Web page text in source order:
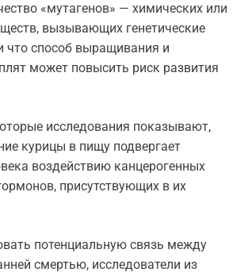
«мутагенов» — химических или
вызывающих генетические
что способ выращивания и
может повысить риск развития
исследования показывают,
курицы в пищу подвергает
воздействию канцерогенных
присутствующих в их
потенциальную связь между
смертью, исследователи из